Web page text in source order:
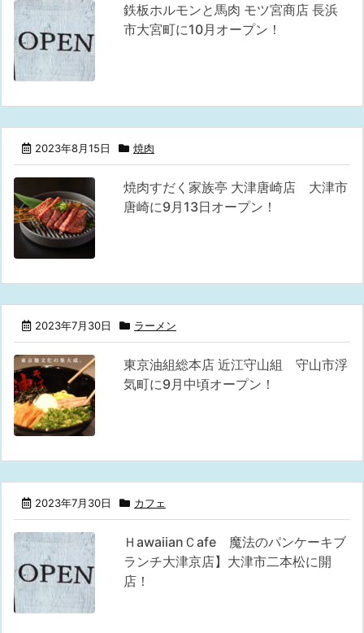
鉄板ホルモンと馬肉 モツ宮商店 長浜
市大宮町に10月オープン！
2023年8月15日 焼肉
焼肉すだく家族亭 大津唐崎店 大津市
唐崎に9月13日オープン！
2023年7月30日 ラーメン
東京油組総本店 近江守山組 守山市浮
気町に9月中頃オープン！
2023年7月30日 カフェ
ＨawaiianＣafe 魔法のパンケーキブ
ランチ大津京店】大津市二本松に開
店！